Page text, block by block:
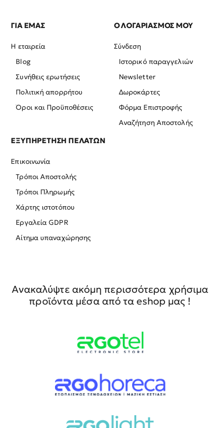
ΓΙΑ ΕΜΑΣ
Η εταιρεία
Blog
Συνήθεις ερωτήσεις
Πολιτική απορρήτου
Όροι και Προϋποθέσεις
Ο ΛΟΓΑΡΙΑΣΜΟΣ ΜΟΥ
Σύνδεση
Ιστορικό παραγγελιών
Newsletter
Δωροκάρτες
Φόρμα Επιστροφής
Αναζήτηση Αποστολής
ΕΞΥΠΗΡΕΤΗΣΗ ΠΕΛΑΤΩΝ
Επικοινωνία
Τρόποι Αποστολής
Τρόποι Πληρωμής
Χάρτης ιστοτόπου
Εργαλεία GDPR
Αίτημα υπαναχώρησης
Ανακαλύψτε ακόμη περισσότερα χρήσιμα
προϊόντα μέσα από τα eshop μας !